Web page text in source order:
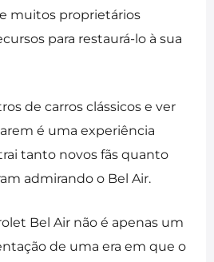
muitos proprietários
para restaurá-lo à sua
de carros clássicos e ver
é uma experiência
tanto novos fãs quanto
admirando o Bel Air.
Bel Air não é apenas um
de uma era em que o